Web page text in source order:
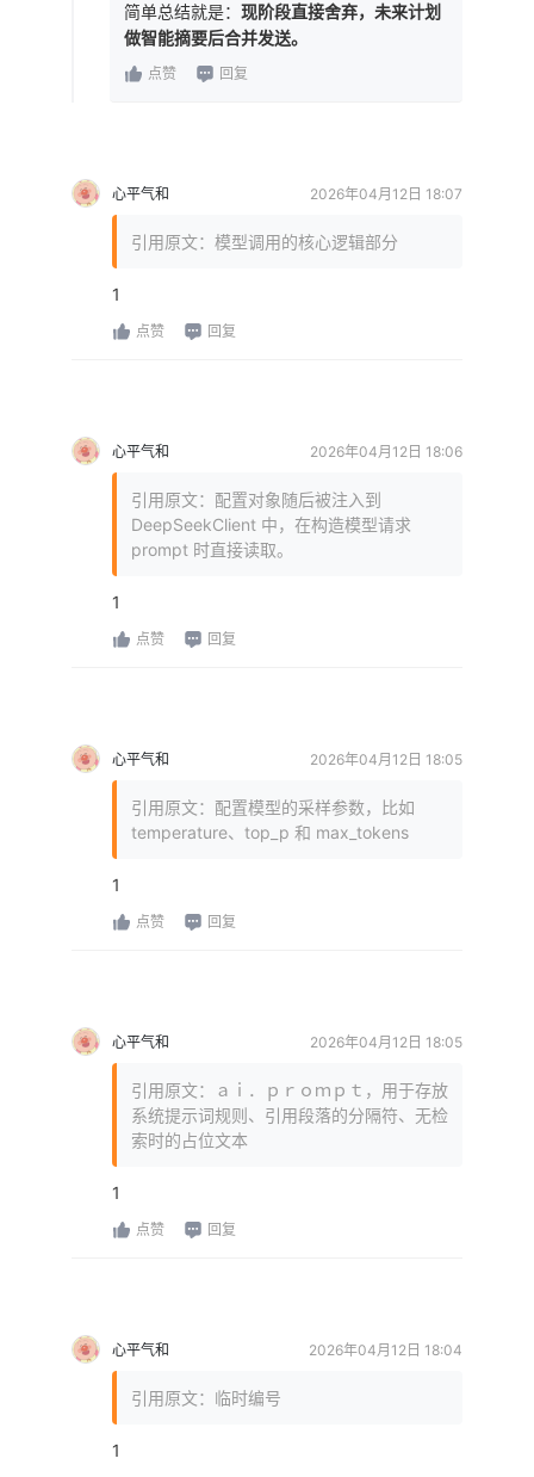
简单总结就是： 现阶段直接舍弃，未来计划
做智能摘要后合并发送。
点赞 回复
心平气和 2026年04月12日 18:07
引用原文：模型调用的核心逻辑部分
1
点赞 回复
心平气和 2026年04月12日 18:06
引用原文：配置对象随后被注入到
DeepSeekClient 中，在构造模型请求
prompt 时直接读取。
1
点赞 回复
心平气和 2026年04月12日 18:05
引用原文：配置模型的采样参数，比如
temperature、top_p 和 max_tokens
1
点赞 回复
心平气和 2026年04月12日 18:05
引用原文：ａｉ．ｐｒｏｍｐｔ，用于存放
系统提示词规则、引用段落的分隔符、无检
索时的占位文本
1
点赞 回复
心平气和 2026年04月12日 18:04
引用原文：临时编号
1